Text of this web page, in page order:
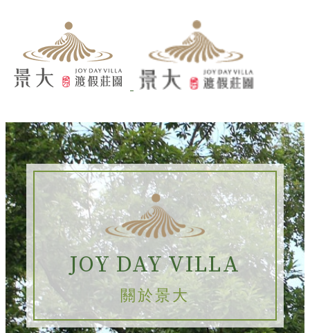
JOY DAY VILLA
關於景大